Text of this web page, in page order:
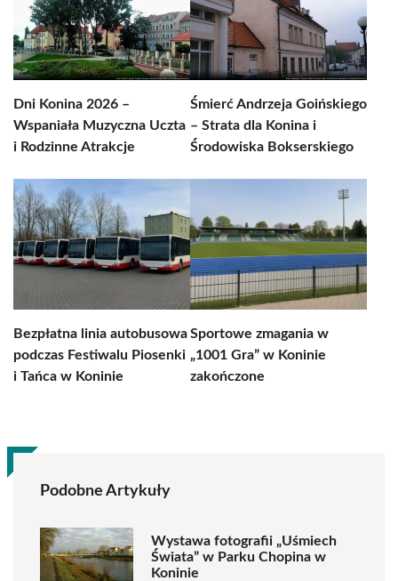
Dni Konina 2026 –
Wspaniała Muzyczna Uczta
i Rodzinne Atrakcje
Śmierć Andrzeja Goińskiego
– Strata dla Konina i
Środowiska Bokserskiego
Bezpłatna linia autobusowa
podczas Festiwalu Piosenki
i Tańca w Koninie
Sportowe zmagania w
„1001 Gra” w Koninie
zakończone
Podobne Artykuły
Wystawa fotografii „Uśmiech
Świata” w Parku Chopina w
Koninie